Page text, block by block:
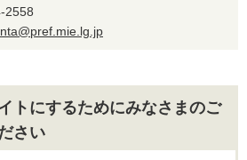
2558
トにするためにみなさまのご
さい